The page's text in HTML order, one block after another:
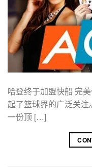
哈登终于加盟快船 完
起了篮球界的广泛关
一份顶 […]